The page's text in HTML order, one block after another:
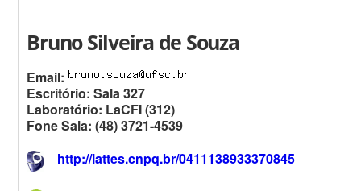
Bruno Silveira de Souza
Email:
Escritório: Sala 327
Laboratório: LaCFI (312)
Fone Sala: (48) 3721-4539
http://lattes.cnpq.br/0411138933370845